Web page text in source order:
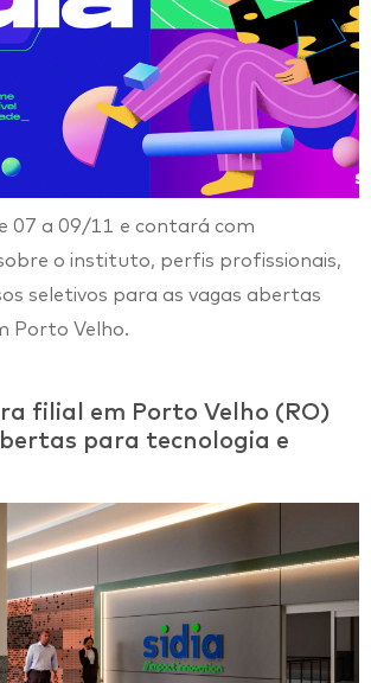
07 a 09/11 e contará com
o instituto, perfis profissionais,
seletivos para as vagas abertas
Porto Velho.
filial em Porto Velho (RO)
para tecnologia e